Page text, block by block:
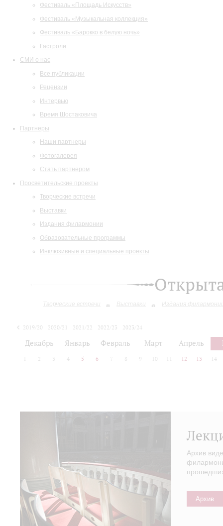
Фестиваль «Площадь Искусств»
Фестиваль «Музыкальная коллекция»
Фестиваль «Барокко в белую ночь»
Гастроли
СМИ о нас
Все публикации
Рецензии
Интервью
Время Шостаковича
Партнеры
Наши партнеры
Фотогалерея
Стать партнером
Просветительские проекты
Творческие встречи
Выставки
Издания филармонии
Образовательные программы
Инклюзивные и специальные проекты
Творческие встречи Выставки Издания
2019/20 2020/21 2021/22 2022/23
2023/24
Декабрь Январь Февраль Март Апрель
2 3 4 5 6 7 8 9 10 12 13 14
Архив
Архив